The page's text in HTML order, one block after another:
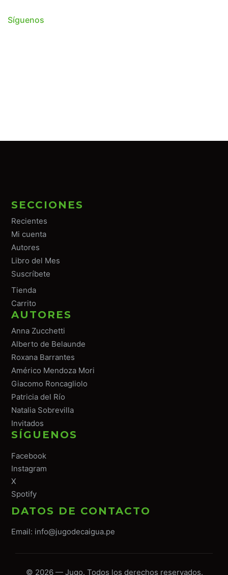
Síguenos
SECCIONES
Recientes
Mi cuenta
Autores
Libro del Mes
Suscríbete
Tienda
Carrito
AUTORES
Anna Zucchetti
Alberto de Belaunde
Roxana Barrantes
Américo Mendoza Mori
Giacomo Roncagliolo
Patricia del Río
Natalia Sobrevilla
Invitados
SÍGUENOS
Facebook
Instagram
X
Spotify
DATOS DE CONTACTO
Email: info@jugodecaigua.pe
© 2026 — Jugo. Todos los derechos reservados.